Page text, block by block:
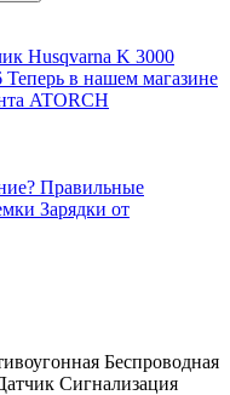
Husqvarna K 3000
Теперь в нашем магазине
ATORCH
Правильные
Зарядки от
Беспроводная
Сигнализация